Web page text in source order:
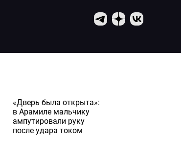
«Дверь была открыта»:
в Арамиле мальчику
ампутировали руку
после удара током